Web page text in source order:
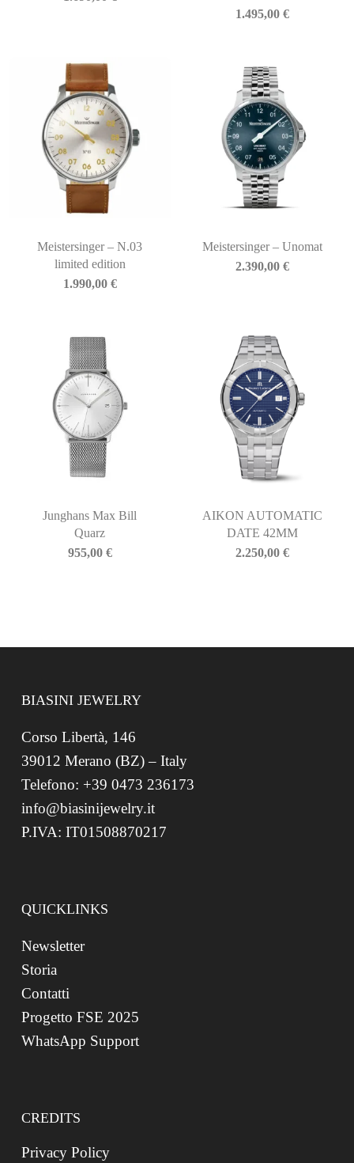
1.495,00€
Meistersinger – N.03
limited edition
1.990,00 €
Meistersinger – Unomat
2.390,00€
Junghans Max Bill
Quarz
955,00 €
AIKON AUTOMATIC
DATE 42MM
2.250,00€
BIASINI JEWELRY
Corso Libertà, 146
39012 Merano (BZ) – Italy
Telefono: +39 0473 236173
info@biasinijewelry.it
P.IVA: IT01508870217
QUICKLINKS
Newsletter
Storia
Contatti
Progetto FSE 2025
WhatsApp Support
CREDITS
Privacy Policy